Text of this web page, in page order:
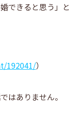
できると思う」と
192041/）
はありません。